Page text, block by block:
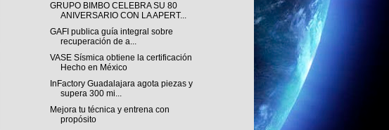
GRUPO BIMBO CELEBRA SU 80
ANIVERSARIO CON LA APERT...
GAFI publica guía integral sobre
recuperación de a...
VASE Sísmica obtiene la certificación
Hecho en México
InFactory Guadalajara agota piezas y
supera 300 mi...
Mejora tu técnica y entrena con
propósito